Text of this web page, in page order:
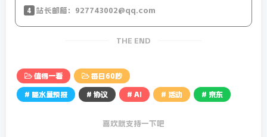
全国性庆祝活动 ；印度宣布拟对美国部分产品征收关税，作
为美国征收钢铝关税的反制。
【今日微语】与其努力取悦别人，不如花心思取悦自己。与
其活在别人的看法里，不如活出自己的一片天地。
4 站长邮箱：927743002@qq.com
THE END
值得一看 每日60秒
# 降水量预报 # 协议 # AI # 活动 # 京东
喜欢就支持一下吧